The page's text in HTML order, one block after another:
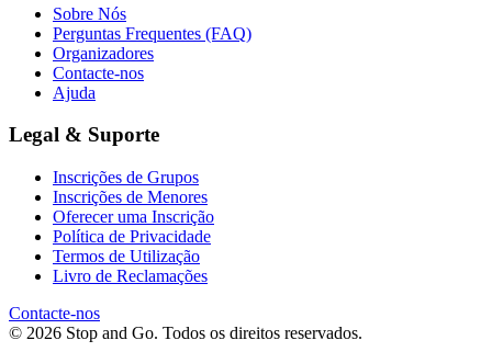
Sobre Nós
Perguntas Frequentes (FAQ)
Organizadores
Contacte-nos
Ajuda
Legal & Suporte
Inscrições de Grupos
Inscrições de Menores
Oferecer uma Inscrição
Política de Privacidade
Termos de Utilização
Livro de Reclamações
Contacte-nos
© 2026 Stop and Go. Todos os direitos reservados.